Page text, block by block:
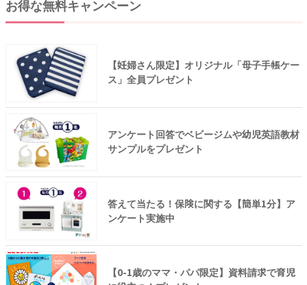
お得な無料キャンペーン
【妊婦さん限定】オリジナル「母子手帳ケー
ス」全員プレゼント
アンケート回答でベビージムや幼児英語教材
サンプルをプレゼント
答えて当たる！保険に関する【簡単1分】ア
ンケート実施中
【0-1歳のママ・パパ限定】資料請求で育児